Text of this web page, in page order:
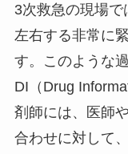
3次救急の現場
左右する非常に
す。このような
DI（Drug
剤師には、医師
合わせに対して